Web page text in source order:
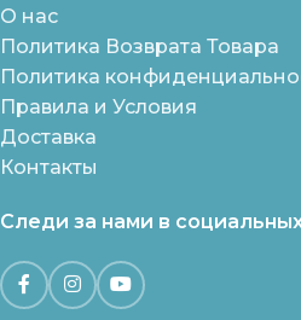
О нас
Политика Возврата Товара
Политика
Правила и Условия
Доставка
Контакты
Следи за нами в